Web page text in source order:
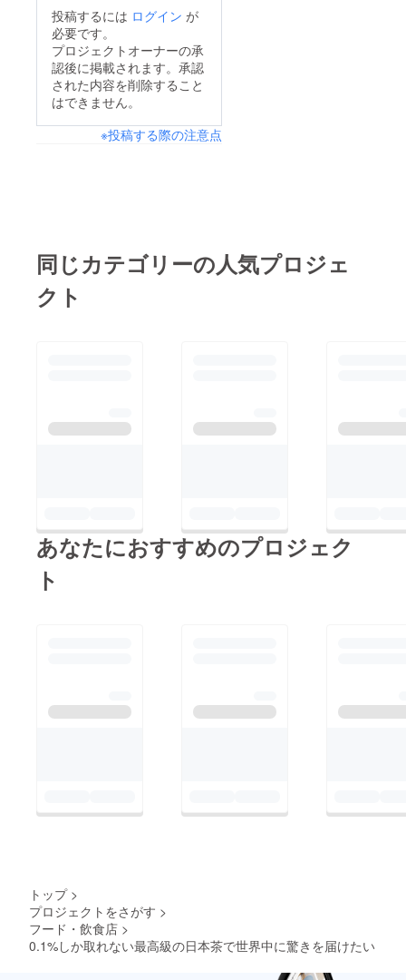
投稿するには ログイン が
必要です。
プロジェクトオーナーの承
認後に掲載されます。承認
された内容を削除すること
はできません。
※投稿する際の注意点
同じカテゴリーの人気プロジェ
クト
あなたにおすすめのプロジェク
ト
トップ >
プロジェクトをさがす >
フード・飲食店 >
0.1%しか取れない最高級の日本茶で世界中に驚きを届けたい